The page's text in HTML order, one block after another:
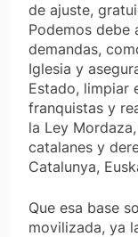
de ajuste,
Podemos debe
demandas,
Iglesia y
Estado, limpiar
franquistas y
la Ley
catalanes y
Catalunya,
Que esa base
movilizada, ya